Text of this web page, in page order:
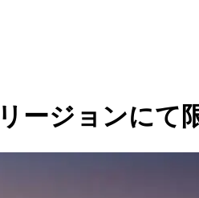
ージョンにて